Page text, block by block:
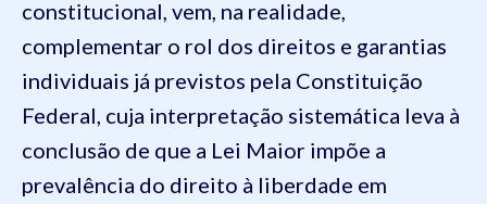
constitucional, vem, na realidade,
complementar o rol dos direitos e garantias
individuais já previstos pela Constituição
Federal, cuja interpretação sistemática leva à
conclusão de que a Lei Maior impõe a
prevalência do direito à liberdade em